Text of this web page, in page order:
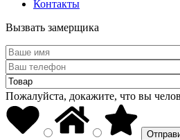
Контакты
Вызвать замерщика
Пожалуйста, докажите, что вы